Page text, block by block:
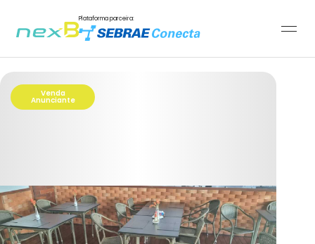
Plataforma parceira:
Venda
Anunciante